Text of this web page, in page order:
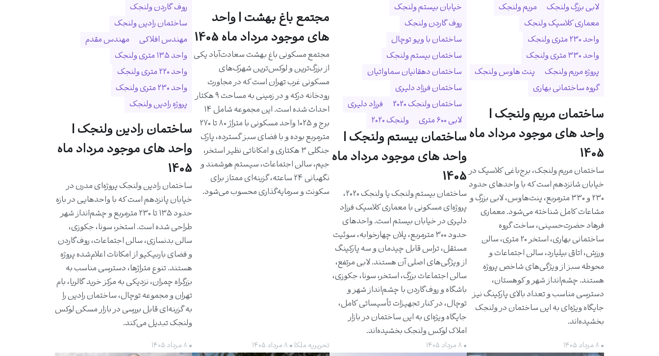
لابی بزرگ ولنجک
مریم ولنجک
معماری کلاسیک ولنجک
واحد ۲۳۰ متری ولنجک
واحد ۳۳۰ متری ولنجک
پروژه مریم ولنجک
پنت هاوس ولنجک
گروه ساختمانی بهاری
ساختمان مریم ولنجک |
واحد های موجود مرداد ماه
1405
ساختمان مریم ولنجک، برج‌باغی کلاسیک در
خیابان شانزدهم است که با واحدهای حدود
۲۳۰ و ۳۳۰ مترمربع، پنت‌هاوس، لابی بزرگ و
مشاعات کامل شناخته می‌شود. معماری
فرهاد حضرت‌حسینی، ساخت گروه
ساختمانی بهاری، استخر ۲۰ متری، سالن
ورزش، اتاق بیلیارد، سالن اجتماعات و
محوطه سبز از ویژگی‌های شاخص پروژه
هستند. چشم‌انداز شهر و کوهستان،
دسترسی مناسب و تعداد بالای پارکینگ نیز
جایگاه ویژه‌ای به این ساختمان در ولنجک
بخشیده‌اند.
• ۸ مرداد ۱۴۰۵
خیابان بیستم ولنجک
روف گاردن ولنجک
ساختمان با ویو توچال
ساختمان بیستم ولنجک
ساختمان دهقانیان سماواتیان
ساختمان فرزاد دلیری
ساختمان ولنجک 2020
فرزاد دلیری
لابی ۶۰۰ متری
ولنجک ۲۰۲۰
ساختمان بیستم ولنجک |
واحد های موجود مرداد ماه
1405
ساختمان بیستم ولنجک یا ولنجک ۲۰۲۰،
پروژه‌ای مسکونی با معماری کلاسیک فرزاد
دلیری در خیابان بیستم است. واحدهای
حدود ۳۰۰ مترمربع، پلان چهارخوابه، سوئیت
مستقل، تراس قابل چیدمان و سه پارکینگ
از ویژگی‌های اصلی آن هستند. لابی مرتفع،
سالن اجتماعات بزرگ، استخر، سونا، جکوزی،
باشگاه و روف‌گاردن با چشم‌انداز شهر و
توچال، در کنار تجهیزات تأسیساتی کامل،
جایگاه ویژه‌ای به این ساختمان در بازار
املاک لوکس ولنجک بخشیده‌اند.
• ۸ مرداد ۱۴۰۵
مجتمع باغ بهشت | واحد
های موجود مرداد ماه 1405
مجتمع مسکونی باغ بهشت سعادت‌آباد یکی
از بزرگ‌ترین و لوکس‌ترین شهرک‌های
مسکونی غرب تهران است که در مجاورت
رودخانه درکه و در زمینی به مساحت ۹ هکتار
احداث شده است. این مجموعه شامل ۱۴
برج و ۱۰۲۵ واحد مسکونی با متراژ ۸۰ تا ۲۷۰
مترمربع بوده و با فضای سبز گسترده، پارک
جنگلی ۳ هکتاری و امکاناتی نظیر استخر،
جیم، سالن اجتماعات، سیستم هوشمند و
نگهبانی ۲۴ ساعته، گزینه‌ای ممتاز برای
سکونت و سرمایه‌گذاری محسوب می‌شود.
تحریریه ملکا • ۸ مرداد ۱۴۰۵
روف گاردن ولنجک
ساختمان رادین ولنجک
مهندس افلاکی
مهندس مقدم
واحد ۱۳۵ متری ولنجک
واحد ۲۲۰ متری ولنجک
واحد ۲۳۰ متری ولنجک
پروژه رادین ولنجک
ساختمان رادین ولنجک |
واحد های موجود مرداد ماه
1405
ساختمان رادین ولنجک پروژه‌ای مدرن در
خیابان پانزدهم است که با واحدهایی در بازه
حدود ۱۳۵ تا ۲۳۰ مترمربع و چشم‌انداز شهر
طراحی شده است. استخر، سونا، جکوزی،
سالن بدنسازی، سالن اجتماعات، روف‌گاردن
و فضای باربیکیو از امکانات اعلام‌شده پروژه
هستند. تنوع متراژها، دسترسی مناسب به
بزرگراه چمران، نزدیکی به مرکز خرید گالریا، بام
تهران و مجموعه توچال، ساختمان رادین را
به گزینه‌ای قابل بررسی در بازار مسکن لوکس
ولنجک تبدیل می‌کند.
• ۸ مرداد ۱۴۰۵